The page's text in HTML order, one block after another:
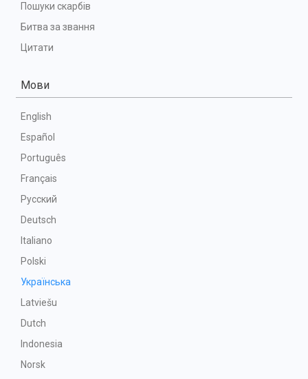
Пошуки скарбів
Битва за звання
Цитати
Мови
English
Español
Português
Français
Русский
Deutsch
Italiano
Polski
Українська
Latviešu
Dutch
Indonesia
Norsk